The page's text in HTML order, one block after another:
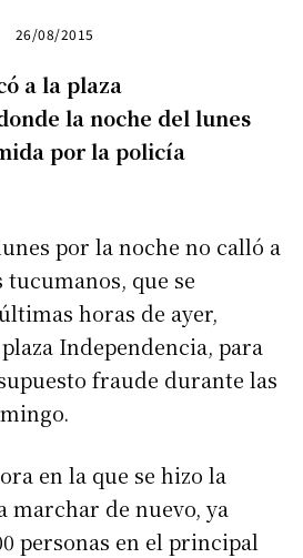
26/08/2015
a la plaza
la noche del lunes
por la policía
por la noche no calló a
que se
horas de ayer,
Independencia, para
fraude durante las
en la que se hizo la
marchar de nuevo, ya
personas en el principal